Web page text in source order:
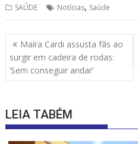
at
s
A
p
e
b
o
o
re
a
d
ai
l
SAÚDE Notícias, Saúde
Navegação
de
Post
Maíra Cardi assusta fãs ao
surgir em cadeira de rodas:
‘Sem conseguir andar’
LEIA TABÉM